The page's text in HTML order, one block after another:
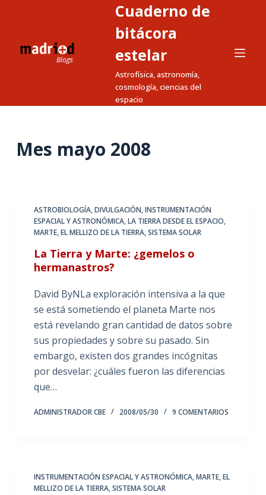
a
Cuaderno de
bitácora
estelar
Astrofísica, astronomía,
cosmología, ciencias del
espacio
Mes mayo 2008
ASTROBIOLOGÍA,DIVULGACIÓN,INSTRUMENTACIÓN
ESPACIAL Y ASTRONÓMICA,LA TIERRA DESDE EL ESPACIO,
MARTE, EL MELLIZO DE LA TIERRA,SISTEMA SOLAR
La Tierra y Marte: ¿gemelos o
hermanastros?
David ByNLa exploración intensiva a la que
se está sometiendo el planeta Marte nos
está revelando gran cantidad de datos sobre
sus propiedades y sobre su pasado. Sin
embargo, existen dos grandes incógnitas
por desvelar: ¿cuáles fueron las diferencias
que…
ADMINISTRADOR CBE 2008/05/30 9 COMENTARIOS
INSTRUMENTACIÓN ESPACIAL Y ASTRONÓMICA,MARTE, EL
MELLIZO DE LA TIERRA,SISTEMA SOLAR